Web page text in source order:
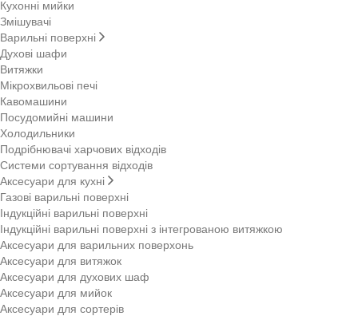
Кухонні мийки
Змішувачі
Варильні поверхні
Духові шафи
Витяжки
Мікрохвильові печі
Кавомашини
Посудомийні машини
Холодильники
Подрібнювачі харчових відходів
Системи сортування відходів
Аксесуари для кухні
Газові варильні поверхні
Індукційні варильні поверхні
Індукційні варильні поверхні з інтегрованою витяжкою
Аксесуари для варильних поверхонь
Аксесуари для витяжок
Аксесуари для духових шаф
Аксесуари для мийок
Аксесуари для сортерів